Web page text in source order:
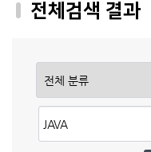
전체검색 결과